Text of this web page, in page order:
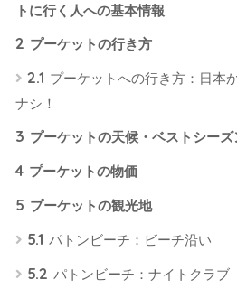
トに行く人への基本情報
2 プーケットの行き方
2.1 プーケットへの行き方：日本
ナシ！
3 プーケットの天候・ベストシーズ
4 プーケットの物価
5 プーケットの観光地
5.1 パトンビーチ：ビーチ沿い
5.2 パトンビーチ：ナイトクラブ